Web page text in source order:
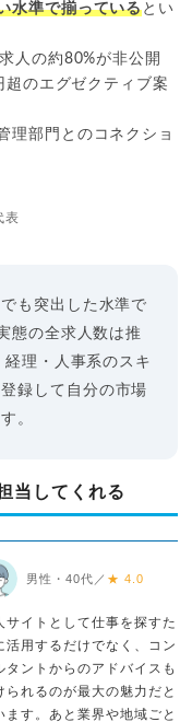
水準で揃っているとい
人の約80%が非公開
のエグゼクティブ案
理部門とのコネクショ
表
も突出した水準で
態の全求人数は推
理・人事系のスキ
録して自分の市場
。
当してくれる
男性・40代／ ★ 4.0
サイトとして仕事を探すた
活用するだけでなく、コン
タントからのアドバイスも
られるのが最大の魅力だと
ます。あと業界や地域ごと